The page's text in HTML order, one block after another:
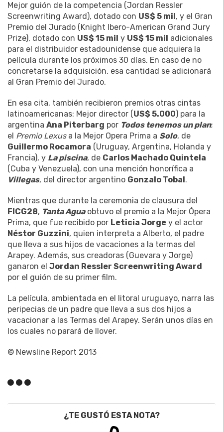
Mejor guión de la competencia (Jordan Ressler
Screenwriting Award), dotado con US$ 5 mil, y el Gran
Premio del Jurado (Knight Ibero-American Grand Jury
Prize), dotado con US$ 15 mil y US$ 15 mil adicionales
para el distribuidor estadounidense que adquiera la
película durante los próximos 30 días. En caso de no
concretarse la adquisición, esa cantidad se adicionará
al Gran Premio del Jurado.
En esa cita, también recibieron premios otras cintas
latinoamericanas: Mejor director (US$ 5.000) para la
argentina Ana Piterbarg por Todos tenemos un plan;
el Premio Lexusa la Mejor Opera Prima a Solo, de
Guillermo Rocamora (Uruguay, Argentina, Holanda y
Francia), y La piscina, de Carlos Machado Quintela
(Cuba y Venezuela), con una mención honorífica a
Villegas, del director argentino Gonzalo Tobal.
Mientras que durante la ceremonia de clausura del
FICG28, Tanta Aguaobtuvo el premio a la Mejor Ópera
Prima, que fue recibido por Leticia Jorge y el actor
Néstor Guzzini, quien interpreta a Alberto, el padre
que lleva a sus hijos de vacaciones a la termas del
Arapey. Además, sus creadoras (Guevara y Jorge)
ganaron el Jordan Ressler Screenwriting Award
por el guión de su primer film.
La película, ambientada en el litoral uruguayo, narra las
peripecias de un padre que lleva a sus dos hijos a
vacacionar a las Termas del Arapey. Serán unos días en
los cuales no parará de llover.
© Newsline Report 2013
¿TE GUSTÓ ESTA NOTA?